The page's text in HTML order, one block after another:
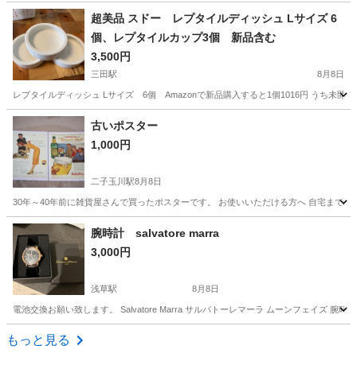
東京 小平市 小平駅 その他
超美品 スドー レプタイルディッシュ Lサイズ 6
個、レプタイルカップ3個 新品含む
3,500円
三田駅 8月8日
レプタイルディッシュ Lサイズ 6個 Amazonで新品購入すると1個1016円 うち未開
東京 港区 三田駅 その他
古いポスター
1,000円
二子玉川駅8月8日
30年～40年前に雑貨屋さんで買ったポスターです。 お使いいただける方へ 自宅まで
東京 世田谷区 二子玉川駅
腕時計 salvatore marra
3,000円
浅草駅 8月8日
電池交換お願い致します。 Salvatore Marra サルバトーレマーラ ムーンフェイズ 腕時
東京 墨田区
もっと見る